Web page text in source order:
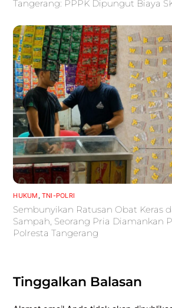
Tangerang: PPPK Dipungut Biaya
HUKUM TNI-POLRI
Sembunyikan Ratusan Obat Keras
Sampah, Seorang Pria Diamankan
Polresta Tangerang
Tinggalkan Balasan